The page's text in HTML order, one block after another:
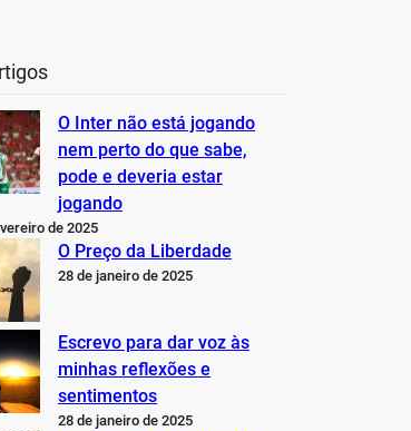
O Inter não está jogando
nem perto do que sabe,
pode e deveria estar
jogando
de 2025
O Preço da Liberdade
28 de janeiro de 2025
Escrevo para dar voz às
minhas reflexões e
sentimentos
28 de janeiro de 2025